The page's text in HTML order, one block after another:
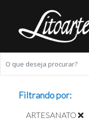
Filtrando por:
ARTESANATO